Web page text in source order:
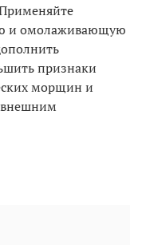
и омолаживающую
признаки
морщин и
внешним